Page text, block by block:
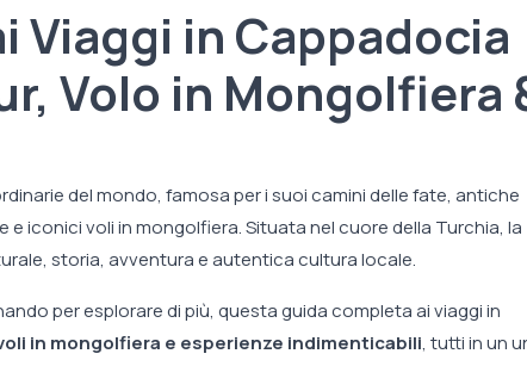
Viaggi in Cappadocia
Volo in Mongolfiera
del mondo, famosa per i suoi camini delle fate, antiche
iconici voli in mongolfiera. Situata nel cuore della Turchia, la
storia, avventura e autentica cultura locale.
per esplorare di più, questa guida completa ai viaggi in
in mongolfiera e esperienze indimenticabili, tutti in un